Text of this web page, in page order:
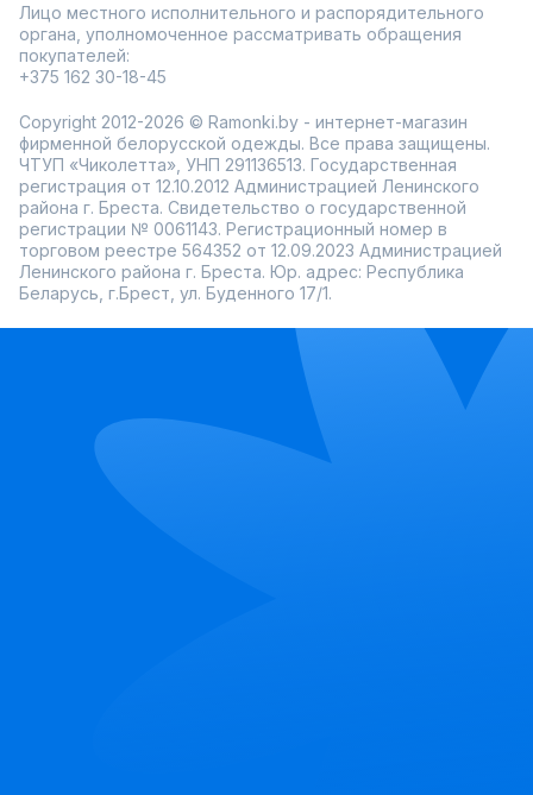
Лицо местного исполнительного и распорядительного
органа, уполномоченное рассматривать обращения
покупателей:
+375 162 30-18-45
Copyright 2012-2026 © Ramonki.by - интернет-магазин
фирменной белорусской одежды. Все права защищены.
ЧТУП «Чиколетта», УНП 291136513. Государственная
регистрация от 12.10.2012 Администрацией Ленинского
района г. Бреста. Свидетельство о государственной
регистрации № 0061143. Регистрационный номер в
торговом реестре 564352 от 12.09.2023 Администрацией
Ленинского района г. Бреста. Юр. адрес: Республика
Беларусь, г.Брест, ул. Буденного 17/1.